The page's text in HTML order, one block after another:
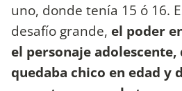
uno, donde tenía 15 ó 16.
desafío grande, el poder
el personaje adolescente,
quedaba chico en edad y